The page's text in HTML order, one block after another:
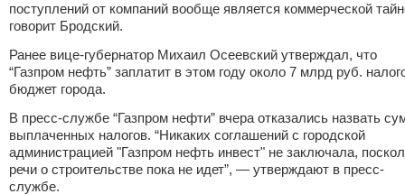
поступлений от компаний вообще является коммерческой
говорит Бродский.
Ранее вице-губернатор Михаил Осеевский утверждал, что
“Газпром нефть” заплатит в этом году около 7 млрд руб.
бюджет города.
В пресс-службе “Газпром нефти” вчера отказались назвать
выплаченных налогов. “Никаких соглашений с городской
администрацией "Газпром нефть инвест" не заключала,
речи о строительстве пока не идет”, — утверждают в пресс-
службе.